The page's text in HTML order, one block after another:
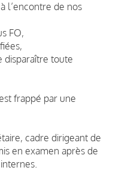
l’encontre de nos
FO,
disparaître toute
frappé par une
cadre dirigeant de
en examen après de